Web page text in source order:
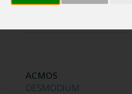
ACMOS
DESMODIUM